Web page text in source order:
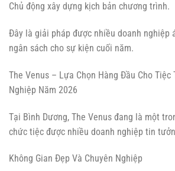
Chủ động xây dựng kịch bản chương trình.
Đây là giải pháp được nhiều doanh nghiệp
ngân sách cho sự kiện cuối năm.
The Venus – Lựa Chọn Hàng Đầu Cho Tiệc
Nghiệp Năm 2026
Tại Bình Dương, The Venus đang là một
chức tiệc được nhiều doanh nghiệp tin
Không Gian Đẹp Và Chuyên Nghiệp